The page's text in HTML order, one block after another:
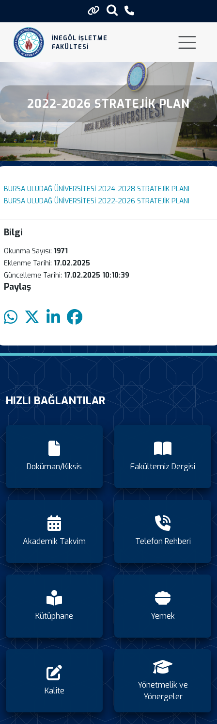
İNEGÖL İŞLETME
FAKÜLTESİ
2022 2026 Stratejik Plan
2022-2026 STRATEJIK PLAN
BURSA ULUDAĞ ÜNİVERSİTESİ 2024-2028 STRATEJİK PLANI
BURSA ULUDAĞ ÜNİVERSİTESİ 2022-2026 STRATEJİK PLANI
Bilgi
Okunma Sayısı: 1971
Eklenme Tarihi: 17.02.2025
Güncelleme Tarihi: 17.02.2025 10:10:39
Paylaş
HIZLI BAĞLANTILAR
Doküman/Kiksis Fakültemiz Dergisi
Akademik Takvim Telefon Rehberi
Kütüphane Yemek
Kalite
Yönetmelik ve
Yönergeler